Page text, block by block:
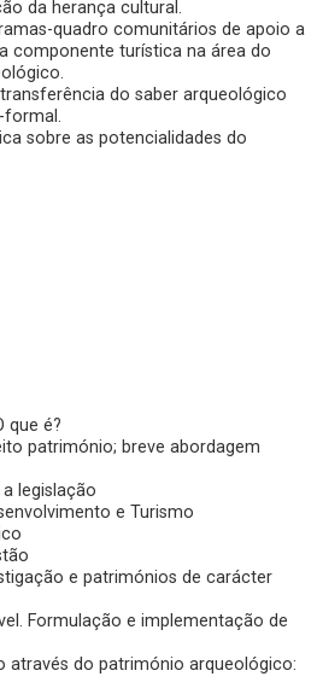
da herança cultural.
quadro comunitários de apoio a
componente turística na área do
do saber arqueológico
formal.
sobre as potencialidades do
que é?
património; breve abordagem
legislação
e Turismo
e patrimónios de carácter
Formulação e implementação de
através do património arqueológico: